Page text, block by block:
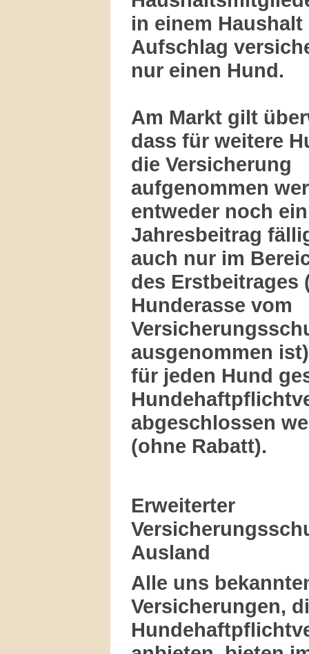
in einem Haushalt
Aufschlag
nur einen Hund.
Am Markt gilt
dass für weitere
die Versicherung
aufgenommen
entweder noch
Jahresbeitrag
auch nur im
des Erstbeitrages
Hunderasse vom
ausgenommen
für jeden Hund
abgeschlossen
(ohne Rabatt).
Erweiterter
Ausland
Alle uns
Versicherungen,